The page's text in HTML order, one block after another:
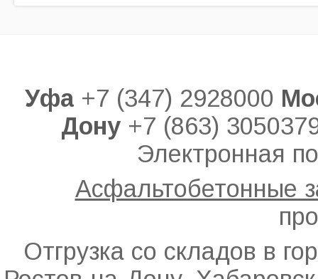
Уфа +7 (347) 2928000
Дону +7 (863)
Электронная
Асфальтобетонные
Отгрузка со складов в